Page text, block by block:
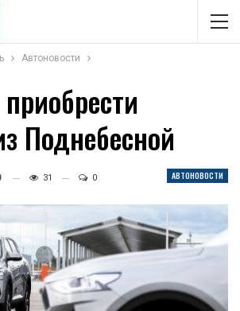
Автоновости
Поднебесной
АВТОНОВОСТИ
31 0